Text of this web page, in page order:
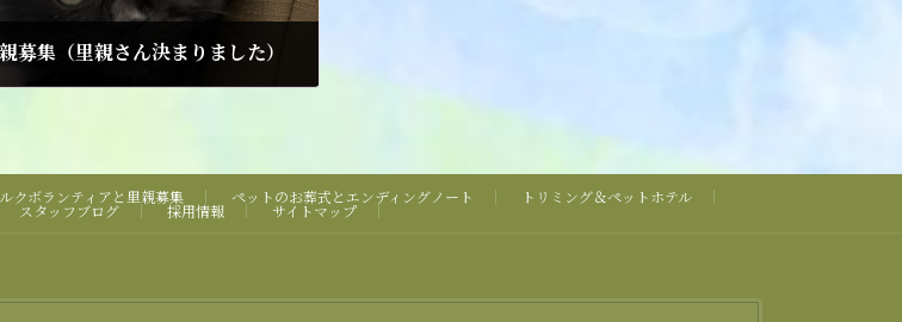
募集（里親さん決まりました）
クボランティアと里親募集 ペットのお葬式とエンディングノート トリミング＆ペットホテル
スタッフブログ 採用情報 サイトマップ